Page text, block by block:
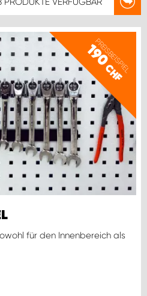
PREISBEISPIEL
190
CHF
für den Innenbereich als